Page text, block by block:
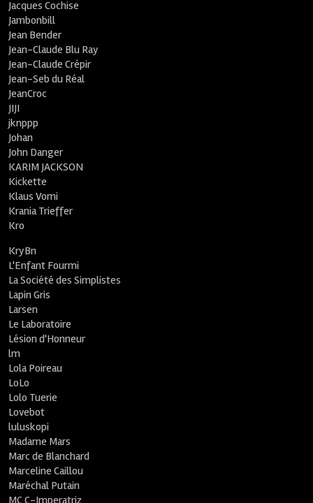
Jacques Cochise
Jambonbill
Jean Bender
Jean-Claude Blu Ray
Jean-Claude Crépir
Jean-Seb du Réal
JeanCroc
JIJI
jknppp
Johan
John Danger
KARIM JACKSON
Kickette
Klaus Vomi
Krania Trieffer
Kro
KryBn
L'Enfant Fourmi
La Société des Simplistes
Lapin Gris
Larsen
Le Laboratoire
Lésion d'Honneur
lm
Lola Poireau
LoLo
Lolo Tuerie
Lovebot
luluskopi
Madame Mars
Marc de Blanchard
Marceline Caillou
Maréchal Putain
MC C-Imperatriz